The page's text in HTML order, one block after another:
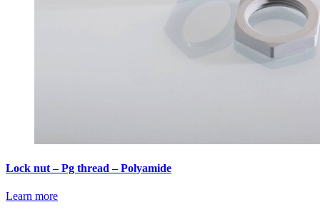
Lock nut – Pg thread – Polyamide
Learn more